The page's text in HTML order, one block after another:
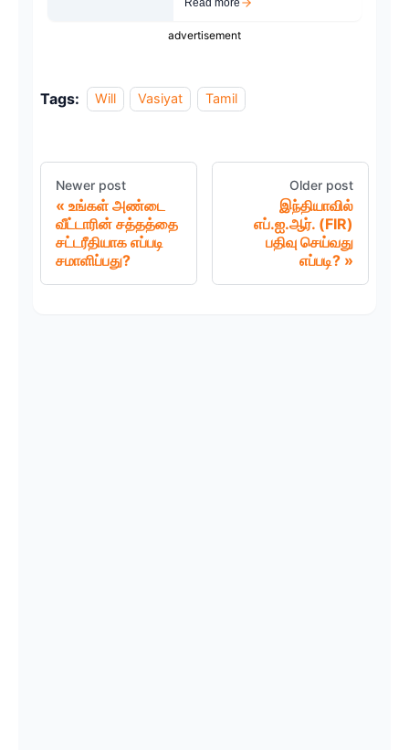
advertisement
Tags: Will Vasiyat Tamil
Newer post
உங்கள் அண்டை
வீட்டாரின் சத்தத்தை
சட்டரீதியாக எப்படி
சமாளிப்பது?
Older post
இந்தியாவில்
எப்.ஐ.ஆர். (FIR)
பதிவு செய்வது
எப்படி?